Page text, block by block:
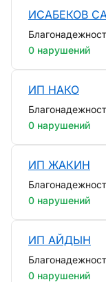
ИСАБЕКОВ
0 нарушений
ИП НАКО
0 нарушений
ИП ЖАКИН
0 нарушений
ИП АЙДЫН
0 нарушений